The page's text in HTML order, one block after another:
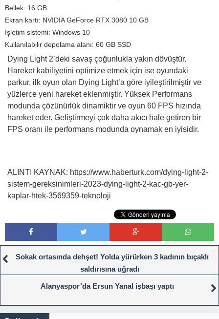
Bellek: 16 GB
Ekran kartı: NVIDIA GeForce RTX 3080 10 GB
İşletim sistemi: Windows 10
Kullanılabilir depolama alanı: 60 GB SSD
Dying Light 2’deki savaş çoğunlukla yakın dövüştür.
Hareket kabiliyetini optimize etmek için ise oyundaki
parkur, ilk oyun olan Dying Light’a göre iyileştirilmiştir ve
yüzlerce yeni hareket eklenmiştir. Yüksek Performans
modunda çözünürlük dinamiktir ve oyun 60 FPS hızında
hareket eder. Geliştirmeyi çok daha akıcı hale getiren bir
FPS oranı ile performans modunda oynamak en iyisidir.
ALINTI KAYNAK: https://www.haberturk.com/dying-light-2-
sistem-gereksinimleri-2023-dying-light-2-kac-gb-yer-
kaplar-htek-3569359-teknoloji
Sokak ortasında dehşet! Yolda yürürken 3 kadının bıçaklı
saldırısına uğradı
Alanyaspor’da Ersun Yanal işbaşı yaptı